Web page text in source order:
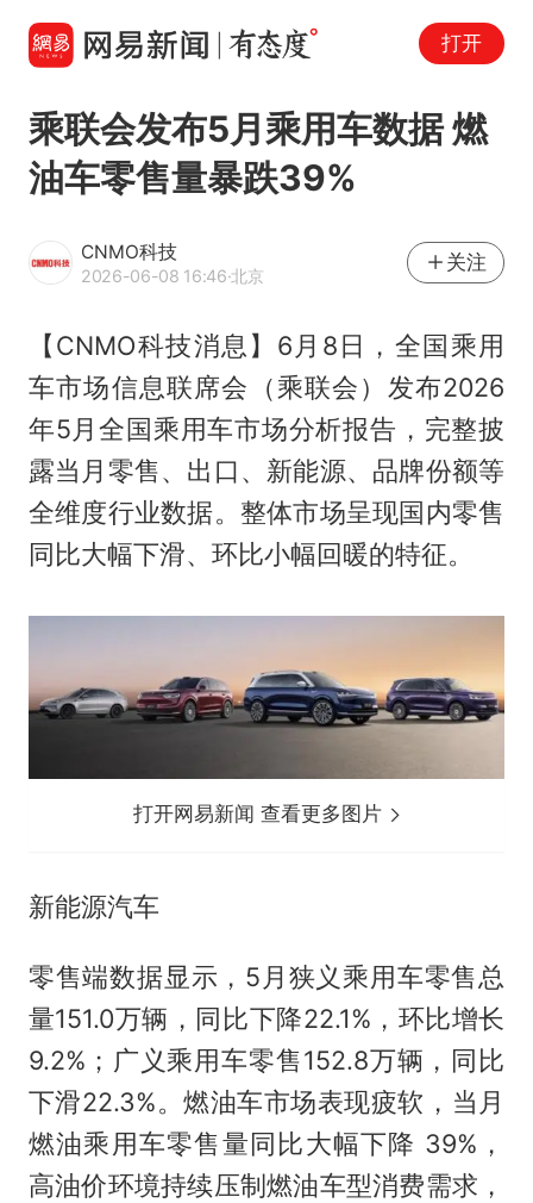
打开
乘联会发布5月乘用车数据 燃
油车零售量暴跌39%
CNMO科技
2026-06-08 16:46·北京
关注
【CNMO科技消息】6月8日，全国乘用
车市场信息联席会（乘联会）发布2026
年5月全国乘用车市场分析报告，完整披
露当月零售、出口、新能源、品牌份额等
全维度行业数据。整体市场呈现国内零售
同比大幅下滑、环比小幅回暖的特征。
打开网易新闻 查看更多图片
新能源汽车
零售端数据显示，5月狭义乘用车零售总
量151.0万辆，同比下降22.1%，环比增长
9.2%；广义乘用车零售152.8万辆，同比
下滑22.3%。燃油车市场表现疲软，当月
燃油乘用车零售量同比大幅下降 39%，
高油价环境持续压制燃油车型消费需求，